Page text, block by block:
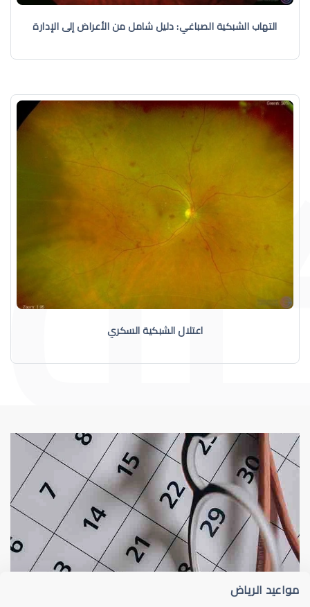
التهاب الشبكية الصباغي: دليل شامل من الأعراض إلى الإدارة
اعتلال الشبكية السكري
التنكس البقعي الشبكية
مواعيد الرياض